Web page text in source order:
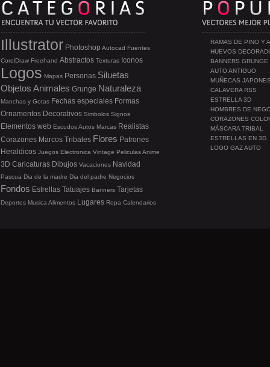
RAMAS DE PINO Y
HUEVOS
BANNERS GRUNGE
AUTO ANTIGUO
MUÑECAS
CALAVERA RSS
ESTRELLA 3D
HOMBRES DE
CORAZONES
MÁSCARA TRIBAL
ESTRELLAS EN 3D
LOGO GAZ AUTO
Illustrator Photoshop Autocad Fuentes
CorelDraw Freehand Abstractos Texturas Iconos
Logos Mapas Personas Siluetas
Objetos Animales Grunge Naturaleza
Manchas y Gotas Fechas especiales Formas
Ornamentos Decorativos Simbolos Signos
Elementos web EscudosAutos Marcas Realistas
Corazones Marcos Tribales Flores Patrones
Heraldicos Juegos Electronica Vintage PeliculasAnime
3D Caricaturas Dibujos Vacaciones Navidad
Pascua Dia de la madre Dia del padre Negocios
Fondos Estrellas Tatuajes Banners Tarjetas
Deportes Musica Alimentos Lugares Ropa Calendarios